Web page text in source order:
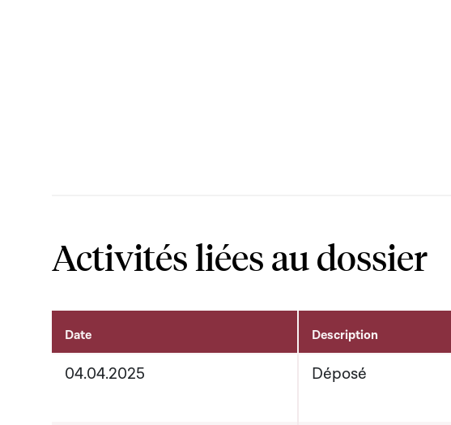
Activités liées au dossier
Activités liées au dossier
Date Description
04.04.2025 Déposé